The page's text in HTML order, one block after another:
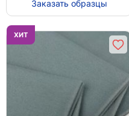
Заказать образцы
ХИТ